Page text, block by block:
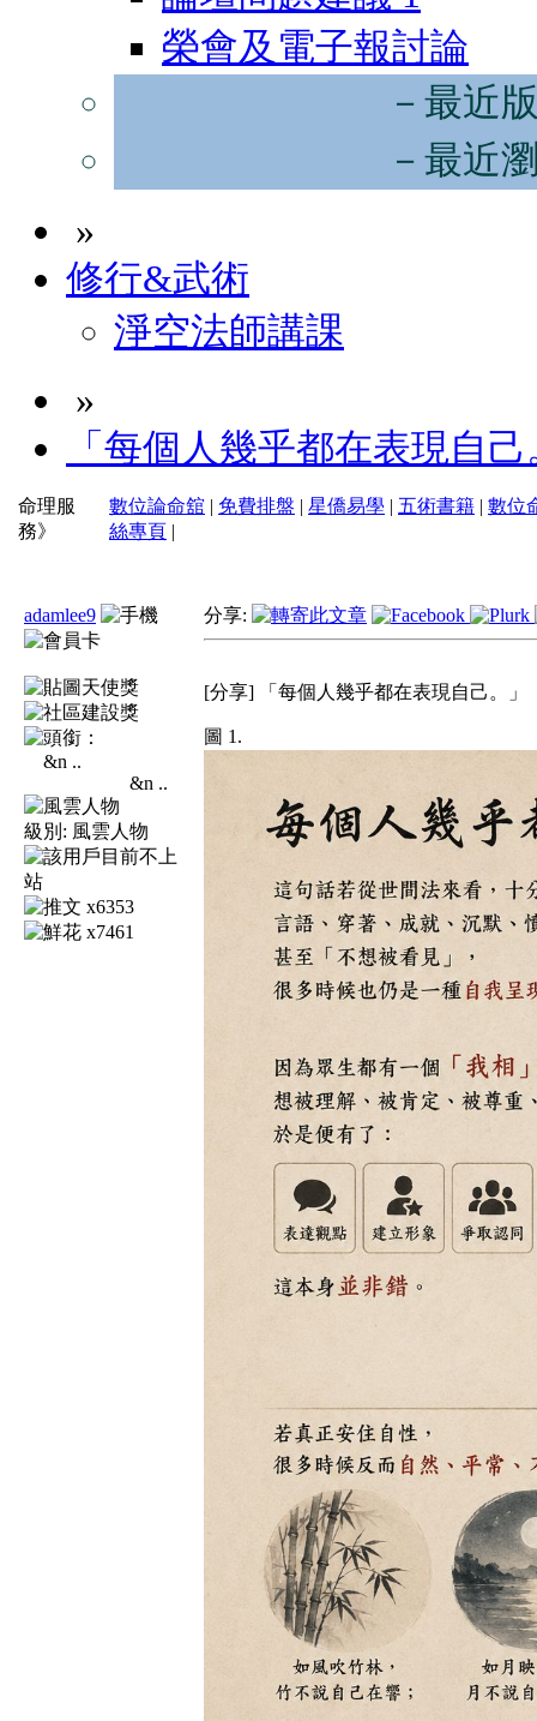
榮會及電子報討論
－最近
－最近
»
修行&武術
淨空法師講課
»
「每個人幾乎都在表現自
命理服
務》
數位論命舘 | 免費排盤 | 星僑易學 | 五術書籍 | 數位
絲專頁 |
adamlee9
&n ..
級別: 風雲人物
x6353
x7461
分享:
[分享] 「每個人幾乎都在表現自己。」
圖 1.